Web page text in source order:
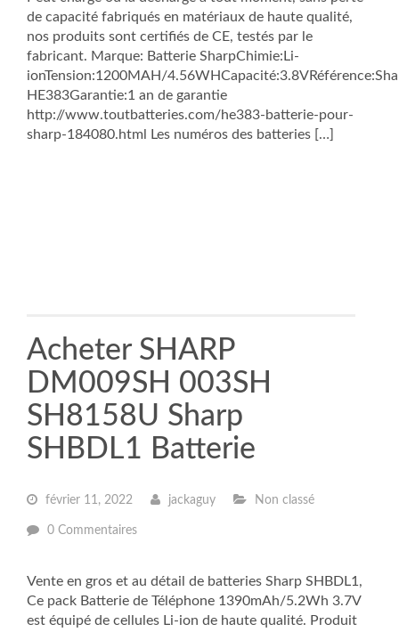
de capacité fabriqués en matériaux de haute qualité,
nos produits sont certifiés de CE, testés par le
fabricant. Marque: Batterie SharpChimie:Li-
ionTension:1200MAH/
HE383Garantie:1 an de garantie
http://www.toutbatteries.com/he383-batterie-pour-
sharp-184080.html Les numéros des batteries […]
Acheter SHARP
DM009SH 003SH
SH8158U Sharp
SHBDL1 Batterie
février 11, 2022 jackaguy Non classé
0 Commentaires
Vente en gros et au détail de batteries Sharp SHBDL1,
Ce pack Batterie de Téléphone 1390mAh/5.2Wh 3.7V
est équipé de cellules Li-ion de haute qualité. Produit